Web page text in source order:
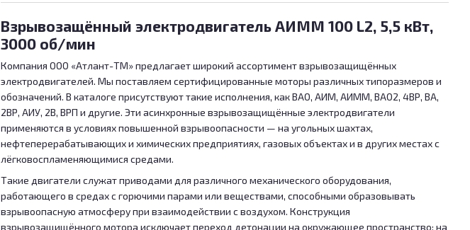
Взрывозащённый электродвигатель АИММ 100 L2, 5,5 кВт,
3000 об/мин
Компания ООО «Атлант-ТМ» предлагает широкий ассортимент взрывозащищённых
электродвигателей. Мы поставляем сертифицированные моторы различных типоразмеров и
обозначений. В каталоге присутствуют такие исполнения, как ВАО, АИМ, АИММ, ВАО2, 4ВР, ВА,
2ВР, АИУ, 2В, ВРП и другие. Эти асинхронные взрывозащищённые электродвигатели
применяются в условиях повышенной взрывоопасности — на угольных шахтах,
нефтеперерабатывающих и химических предприятиях, газовых объектах и в других местах с
лёгковоспламеняющимися средами.
Такие двигатели служат приводами для различного механического оборудования,
работающего в средах с горючими парами или веществами, способными образовывать
взрывоопасную атмосферу при взаимодействии с воздухом. Конструкция
взрывозащищённого мотора исключает переход детонации на окружающее пространство: на